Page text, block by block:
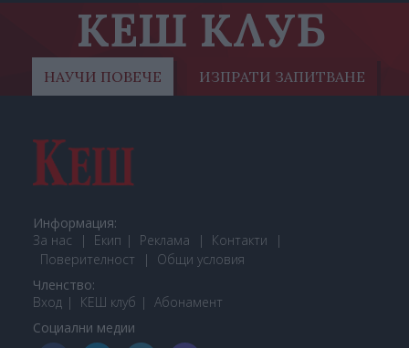
КЕШ КЛУБ
НАУЧИ ПОВЕЧЕ ИЗПРАТИ ЗАПИТВАНЕ
Информация:
За нас
Екип Реклама
Контакти
Поверителност
Общи условия
Членство:
Вход
КЕШ клуб Абонамент
Социални медии